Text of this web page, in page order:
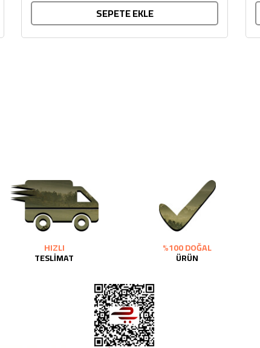
SEPETE EKLE
HIZLI
TESLİMAT
%100 DOĞAL
ÜRÜN